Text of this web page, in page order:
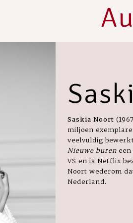
Saskia Noort
miljoen
veelvuldig
Nieuwe buren
VS en is Netflix
Noort wederom
Nederland.